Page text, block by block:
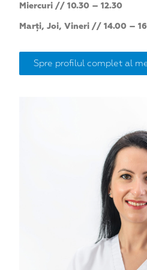
Miercuri // 10.30 – 12.30
Marți, Joi, Vineri // 14.00 –
Spre profilul complet al